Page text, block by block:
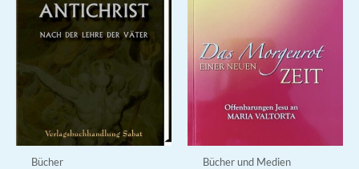
Bücher Bücher und Medien